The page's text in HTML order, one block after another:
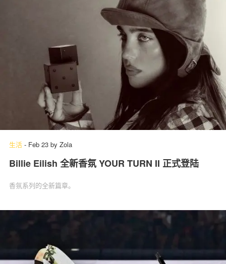
生活 - Feb 23 by Zola
Billie Eilish 全新香氛 YOUR TURN II 正式登陆
香氛系列的全新篇章。